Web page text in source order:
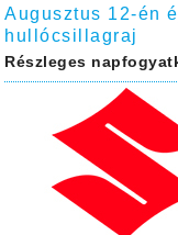
Augusztus 12-én
hullócsillagraj
Részleges